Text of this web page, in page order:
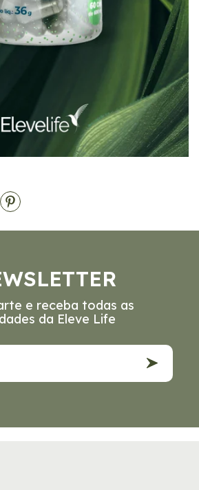
e receba todas as
da Eleve Life